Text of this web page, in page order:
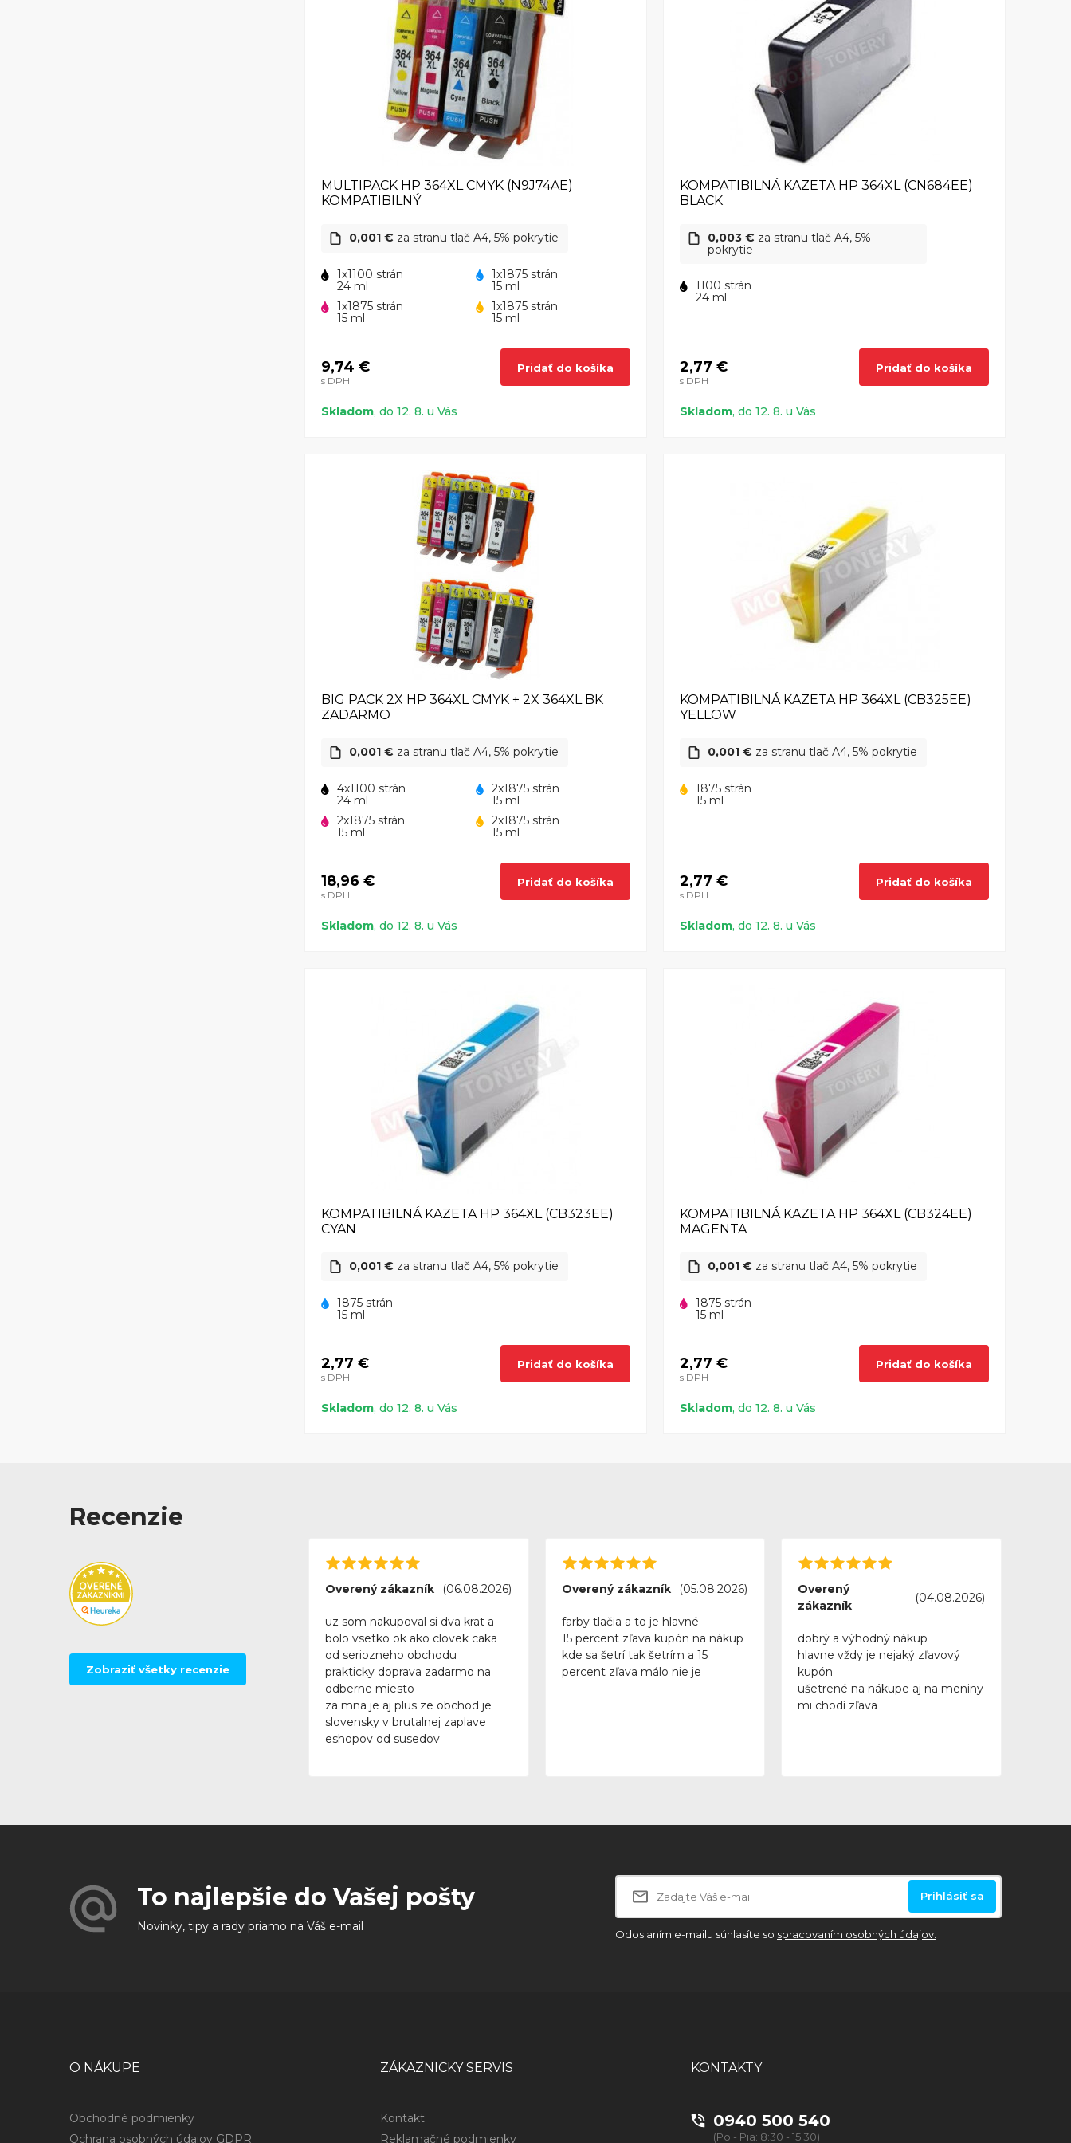
MULTIPACK HP 364XL CMYK (N9J74AE)
KOMPATIBILNÝ
0,001 € za stranu tlač A4, 5% pokrytie
1x1100 strán
24 ml
1x1875 strán
15 ml
1x1875 strán
15 ml
1x1875 strán
15 ml
9,74 €
s DPH
Pridať do košíka
Skladom, do 12. 8. u Vás
KOMPATIBILNÁ KAZETA HP 364XL (CN684EE)
BLACK
0,003 € za stranu tlač A4, 5%
pokrytie
1100 strán
24 ml
2,77 €
s DPH
Pridať do košíka
Skladom, do 12. 8. u Vás
BIG PACK 2X HP 364XL CMYK + 2X 364XL BK
ZADARMO
0,001 € za stranu tlač A4, 5% pokrytie
4x1100 strán
24 ml
2x1875 strán
15 ml
2x1875 strán
15 ml
2x1875 strán
15 ml
18,96 €
s DPH
Pridať do košíka
Skladom, do 12. 8. u Vás
KOMPATIBILNÁ KAZETA HP 364XL (CB325EE)
YELLOW
0,001 € za stranu tlač A4, 5% pokrytie
1875 strán
15 ml
2,77 €
s DPH
Pridať do košíka
Skladom, do 12. 8. u Vás
KOMPATIBILNÁ KAZETA HP 364XL (CB323EE)
CYAN
0,001 € za stranu tlač A4, 5% pokrytie
1875 strán
15 ml
2,77 €
s DPH
Pridať do košíka
Skladom, do 12. 8. u Vás
KOMPATIBILNÁ KAZETA HP 364XL (CB324EE)
MAGENTA
0,001 € za stranu tlač A4, 5% pokrytie
1875 strán
15 ml
2,77 €
s DPH
Pridať do košíka
Skladom, do 12. 8. u Vás
Recenzie
Zobraziť všetky recenzie
Overený zákazník (06.08.2026)
uz som nakupoval si dva krat a
bolo vsetko ok ako clovek caka
od seriozneho obchodu
prakticky doprava zadarmo na
odberne miesto
za mna je aj plus ze obchod je
slovensky v brutalnej zaplave
eshopov od susedov
Overený zákazník (05.08.2026)
farby tlačia a to je hlavné
15 percent zľava kupón na nákup
kde sa šetrí tak šetrím a 15
percent zľava málo nie je
Overený
zákazník
(04.08.2026)
dobrý a výhodný nákup
hlavne vždy je nejaký zľavový
kupón
ušetrené na nákupe aj na meniny
mi chodí zľava
To najlepšie do Vašej pošty
Novinky, tipy a rady priamo na Váš e-mail
Prihlásiť sa
Odoslaním e-mailu súhlasíte so spracovaním osobných údajov.
O NÁKUPE
Obchodné podmienky
Ochrana osobných údajov GDPR
ZÁKAZNICKY SERVIS
Kontakt
Reklamačné podmienky
KONTAKTY
0940 500 540
(Po - Pia: 8:30 - 15:30)